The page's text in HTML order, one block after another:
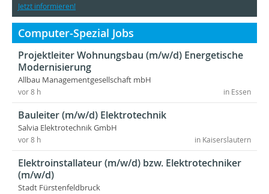
Jetzt informieren!
Computer-Spezial Jobs
Projektleiter Wohnungsbau (m/w/d) Energetische
Modernisierung
Allbau Managementgesellschaft mbH
in Essen
vor 8 h
Bauleiter (m/w/d) Elektrotechnik
Salvia Elektrotechnik GmbH
in Kaiserslautern
vor 8 h
Elektroinstallateur (m/w/d) bzw. Elektrotechniker
(m/w/d)
Stadt Fürstenfeldbruck